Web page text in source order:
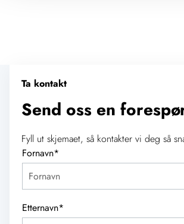
Ta kontakt
Send oss en
Fyll ut skjemaet, så kontakter vi deg så
Fornavn*
Etternavn*